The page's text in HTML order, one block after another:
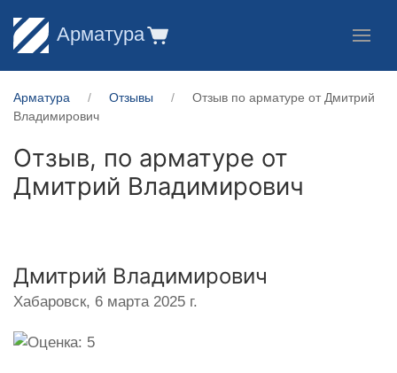
Арматура
Арматура Отзывы
Отзыв по арматуре от Дмитрий
Владимирович
Отзыв, по арматуре от
Дмитрий Владимирович
Дмитрий Владимирович
Хабаровск, 6 марта 2025 г.